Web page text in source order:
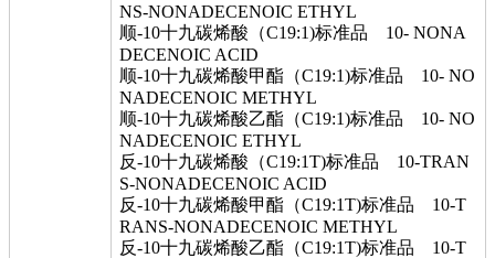
NS-NONADECENOIC ETHYL
顺-10十九碳烯酸（C19:1)标准品 10- NONA
DECENOIC ACID
顺-10十九碳烯酸甲酯（C19:1)标准品 10- NO
NADECENOIC METHYL
顺-10十九碳烯酸乙酯（C19:1)标准品 10- NO
NADECENOIC ETHYL
反-10十九碳烯酸（C19:1T)标准品 10-TRAN
S-NONADECENOIC ACID
反-10十九碳烯酸甲酯（C19:1T)标准品 10-T
RANS-NONADECENOIC METHYL
反-10十九碳烯酸乙酯（C19:1T)标准品 10-T